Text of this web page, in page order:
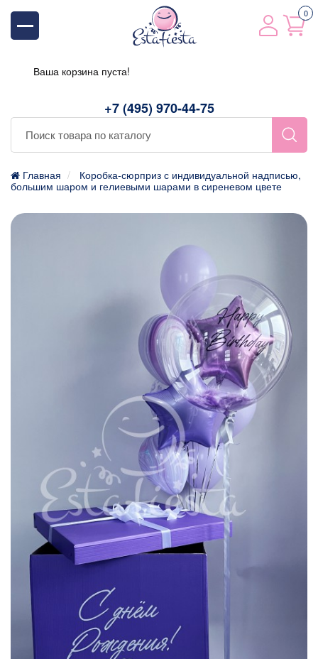
+7 (495) 970-44-75
0
Ваша корзина пуста!
Главная
Коробка-сюрприз с индивидуальной надписью,
большим шаром и гелиевыми шарами в сиреневом цвете